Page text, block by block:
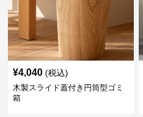
¥4,040 (税込)
木製スライド蓋付き円筒型ゴミ
箱